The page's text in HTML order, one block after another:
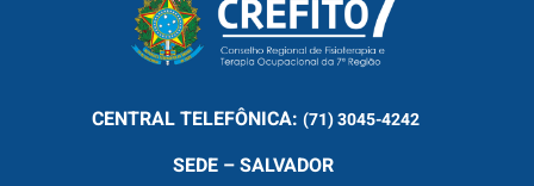
CENTRALTELEFÔNICA: (71) 3045-4242
SEDE – SALVADOR